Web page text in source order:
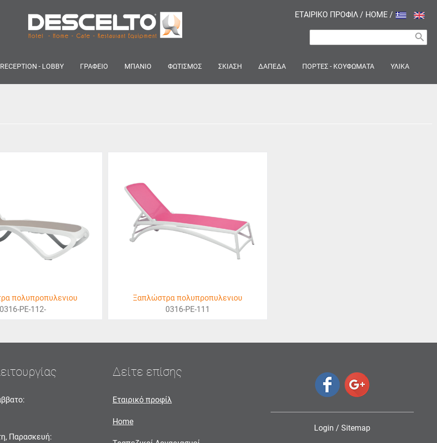
ΕΤΑΙΡΙΚΟ ΠΡΟΦΙΛ / HOME /
search
RECEPTION - LOBBY ΓΡΑΦΕΙΟ ΜΠΑΝΙΟ ΦΩΤΙΣΜΟΣ ΣΚΙΑΣΗ ΔΑΠΕΔΑ ΠΟΡΤΕΣ - ΚΟΥΦΩΜΑΤΑ ΥΛΙΚΑ
πολυπροπυλενιου
0316-PE-112-
Ξαπλώστρα πολυπροπυλενιου
0316-PE-111
Παρασκευή:
Δείτε επίσης
Εταιρικό προφίλ
Home
Login / Sitemap